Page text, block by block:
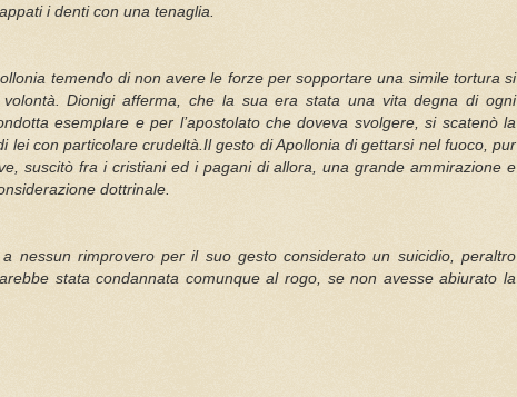
i denti con una tenaglia.
temendo di non avere le forze per sopportare una simile tortura si
Dionigi afferma, che la sua era stata una vita degna di ogni
esemplare e per l’apostolato che doveva svolgere, si scatenò la
lei con particolare crudeltà.Il gesto di Apollonia di gettarsi nel fuoco, pur
suscitò fra i cristiani ed i pagani di allora, una grande ammirazione e
dottrinale.
nessun rimprovero per il suo gesto considerato un suicidio, peraltro
stata condannata comunque al rogo, se non avesse abiurato la